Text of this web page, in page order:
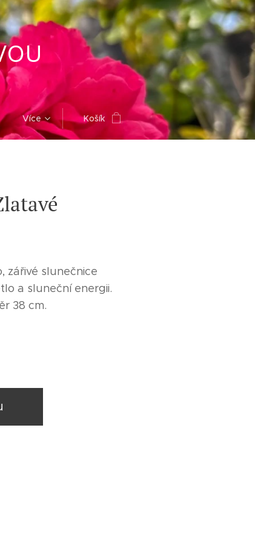
Více Košík
zářivé slunečnice
a sluneční energii.
38 cm.